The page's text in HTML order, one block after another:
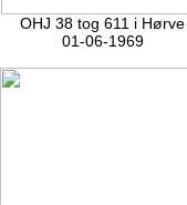
OHJ 38 tog 611 i Hørve
01-06-1969